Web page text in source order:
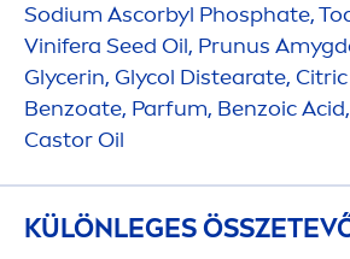
Sodium Ascorbyl Phosphate,
Vinifera Seed Oil, Prunus
Glycerin, Glycol Distearate,
Benzoate, Parfum, Benzoic Acid,
Castor Oil
KÜLÖNLEGES